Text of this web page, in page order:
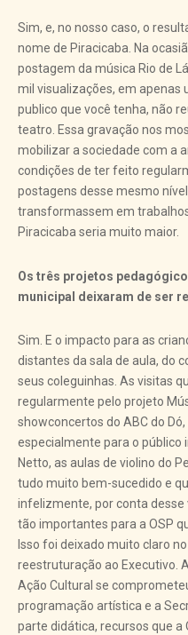
Sim, e, no nosso caso, o
nome de Piracicaba. Na
postagem da música Rio de
mil visualizações, em apenas
publico que você tenha, não
teatro. Essa gravação nos
mobilizar a sociedade com a
condições de ter feito
postagens desse mesmo
transformassem em
Piracicaba seria muito maior.
Os três projetos
municipal deixaram de ser
Sim. E o impacto para as
distantes da sala de aula, do
seus coleguinhas. As visitas
regularmente pelo projeto
showconcertos do ABC do
especialmente para o público
Netto, as aulas de violino do
tudo muito bem-sucedido e
infelizmente, por conta desse
tão importantes para a OSP
Isso foi deixado muito claro
reestruturação ao Executivo.
Ação Cultural se
programação artística e a
parte didática, recursos que a